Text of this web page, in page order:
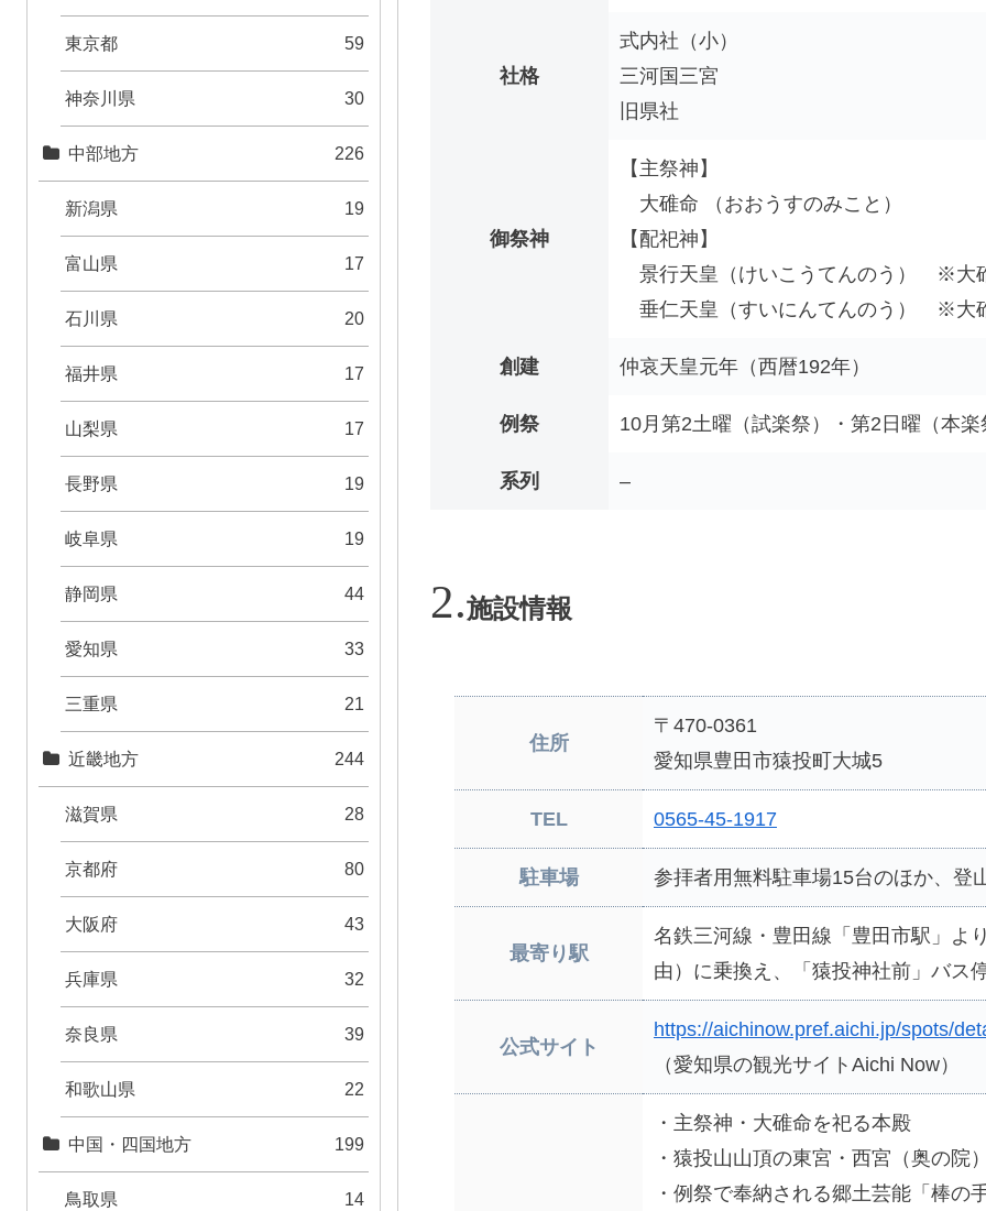
社格
式内社（小）
三河国三宮
旧県社
御祭神
【主祭神】
大碓命 （おおうすのみこと）
【配祀神】
景行天皇（けいこうてんのう） ※大
垂仁天皇（すいにんてんのう） ※大
創建 仲哀天皇元年（西暦192年）
例祭 10月第2土曜（試楽祭）・第2日曜（本
系列 –
施設情報
住所
〒470-0361
愛知県豊田市猿投町大城5
TEL 0565-45-1917
駐車場 参拝者用無料駐車場15台のほか、登
最寄り駅
名鉄三河線・豊田線「豊田市駅」よ
由）に乗換え、「猿投神社前」バス
公式サイト
https://aichinow.pref.aichi.jp/spots/
（愛知県の観光サイトAichi Now）
・主祭神・大碓命を祀る本殿
・猿投山山頂の東宮・西宮（奥の院
・例祭で奉納される郷土芸能「棒の
東京都 59
神奈川県 30
中部地方 226
新潟県 19
富山県 17
石川県 20
福井県 17
山梨県 17
長野県 19
岐阜県 19
静岡県 44
愛知県 33
三重県 21
近畿地方 244
滋賀県 28
京都府 80
大阪府 43
兵庫県 32
奈良県 39
和歌山県 22
中国・四国地方 199
鳥取県 14